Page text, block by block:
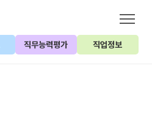
직무능력평가 직업정보